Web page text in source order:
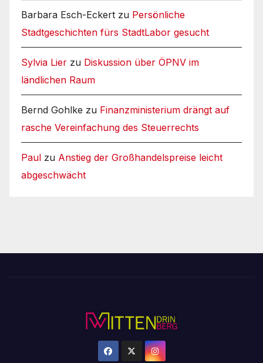
Barbara Esch-Eckert zu Persönliche
Stadtgeschichten fürs StadtLabor gesucht
Sylvia Lier zu Diskussion über ÖPNV im
ländlichen Raum
Bernd Gohlke zu Finanzministerium drängt auf
rasche Vereinfachung des Steuerrechts
Paul zu Anstieg der Großhandelspreise leicht
abgeschwächt